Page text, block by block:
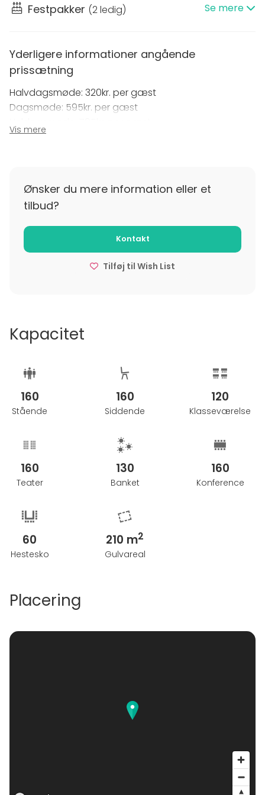
Send en forespørgsel, og så finder vi frem til en
Festpakker (2 ledig) Se mere
Yderligere informationer angående
prissætning
Halvdagsmøde: 320kr. per gæst
Dagsmøde: 595kr. per gæst
Vis mere
Ønsker du mere information eller et
tilbud?
Kontakt
Tilføj til Wish List
Kapacitet
160
Stående
160
Siddende
120
Klasseværelse
160
Teater
130
Banket
160
Konference
60
Hestesko
210 m2
Gulvareal
Placering